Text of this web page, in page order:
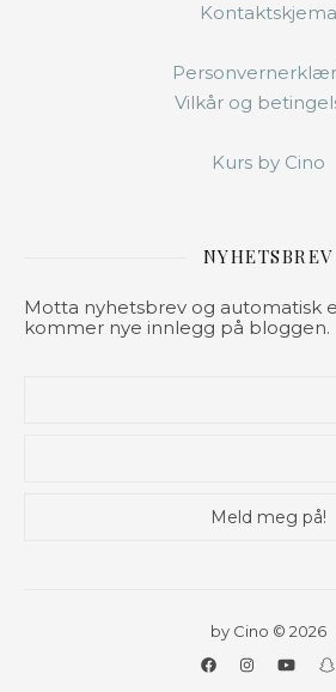
Kontaktskjema
Vilkår og
Kurs by Cino
NYHETSBREV
Motta nyhetsbrev og automatisk
kommer nye innlegg på bloggen.
by Cino © 2026